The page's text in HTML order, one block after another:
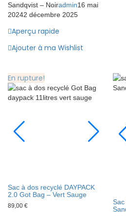
Sandqvist – Noiradmin16 mai
20242 décembre 2025
Aperçu rapide
Ajouter à ma Wishlist
En rupture!
Sac à dos recyclé DAYPACK
2.0 Got Bag – Vert Sauge
89,00 €
Sac